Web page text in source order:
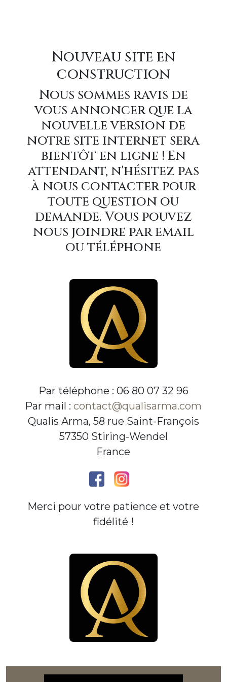
Nouveau site en
construction
Nous sommes ravis de
vous annoncer que la
nouvelle version de
notre site internet sera
bientôt en ligne ! En
attendant, n'hésitez pas
à nous contacter pour
toute question ou
demande. Vous pouvez
nous joindre par email
ou téléphone
Par téléphone : 06 80 07 32 96
Par mail :contact@qualisarma.com
Qualis Arma, 58 rue Saint-François
57350 Stiring-Wendel
France
Merci pour votre patience et votre
fidélité !